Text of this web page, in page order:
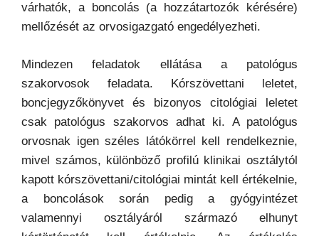
várhatók, a boncolás (a hozzátartozók kérésére)
mellőzését az orvosigazgató engedélyezheti.
Mindezen feladatok ellátása a patológus
szakorvosok feladata. Kórszövettani leletet,
boncjegyzőkönyvet és bizonyos citológiai leletet
csak patológus szakorvos adhat ki. A patológus
orvosnak igen széles látókörrel kell rendelkeznie,
mivel számos, különböző profilú klinikai osztálytól
kapott kórszövettani/citológiai mintát kell értékelnie,
a boncolások során pedig a gyógyintézet
valamennyi osztályáról származó elhunyt